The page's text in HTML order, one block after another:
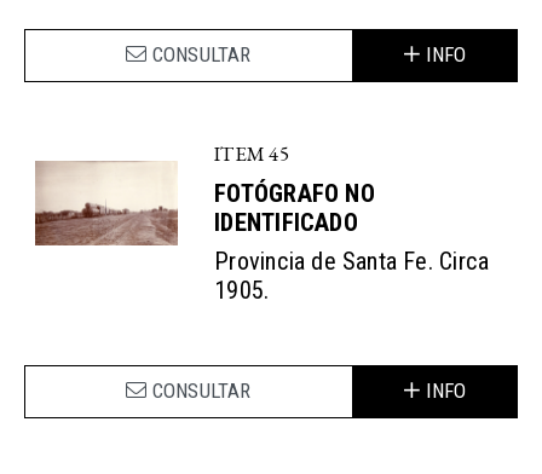
CONSULTAR INFO
ITEM 45
FOTÓGRAFO NO
IDENTIFICADO
Provincia de Santa Fe. Circa
1905.
CONSULTAR INFO